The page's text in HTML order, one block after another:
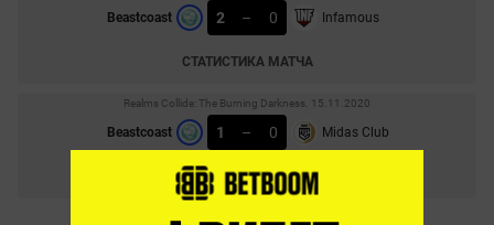
Beastcoast 2 – 0 Infamous
СТАТИСТИКА МАТЧА
Realms Collide: The Burning Darkness. 15.11.2020
Beastcoast 1 – 0 Midas Club
СТАТИСТИКА МАТЧА